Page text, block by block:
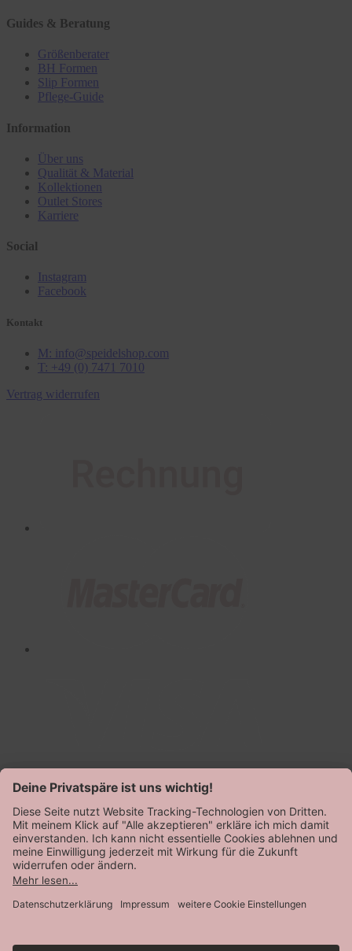
Guides & Beratung
Größenberater
BH Formen
Slip Formen
Pflege-Guide
Information
Über uns
Qualität & Material
Kollektionen
Outlet Stores
Karriere
Social
Instagram
Facebook
Kontakt
M: info@speidelshop.com
T: +49 (0) 7471 7010
Vertrag widerrufen
Impressum